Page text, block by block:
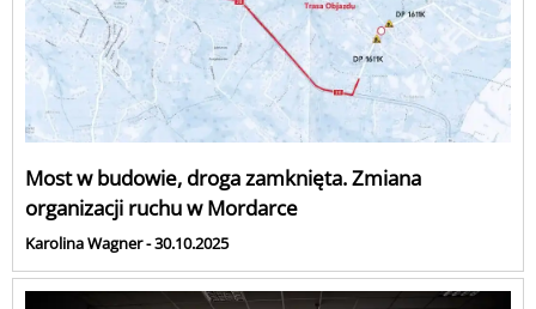
Most w budowie, droga zamknięta. Zmiana
organizacji ruchu w Mordarce
Karolina Wagner - 30.10.2025